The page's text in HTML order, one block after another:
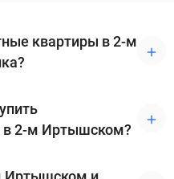
квартиры в 2-м
в 2-м Иртышском?